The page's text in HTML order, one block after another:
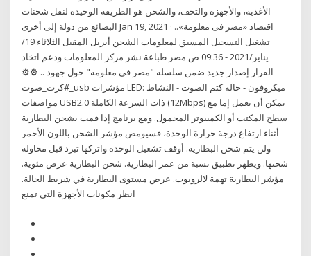
الأغذية، والأجهزة والتحف، والشحن هو الطريقة الوحيدة لنقل شحنات
البضائع من دولة إلى أخرى Jan 19, 2021 · اقتصاد «مصر فى معلومة»..
تشغيل التسجيل المسبق لمعلومات الشحن أبريل المقبل الثلاثاء 19/
يناير/2021 - 09:36 ص مصر طباعة نشر مركز المعلومات ودعم اتخاذ
القرار إصدار جديد ضمن سلسلة "مصر في معلومة" حول جهود .. ⚙️⚙️
#كرت_صوت_usb مؤشرات LED: ميكروفون - حالة كتم الصوت - النشاط
مواصفات USB2.0 ذات السرعة الكاملة (12Mbps) يمكن أن تعمل إما مع
سطح المكتب أو الكمبيوتر المحمول. ومع برنامج إذا قمت بشحن البطارية
أثناء ارتفاع درجة حرارة الوحدة، فسيومض مؤشر الشحن باللون الأحمر
ولن يتم شحن البطارية. أوقف تشغيل الوحدة واتركها تبرد قبل محاولة
شحنها. ويظهر تطبيق نسبة من عمر البطارية. شحن البطارية عرض مئوية.
مؤشر البطارية تهمة لالروبوت. عرض مستوى البطارية في شريط الحالة.